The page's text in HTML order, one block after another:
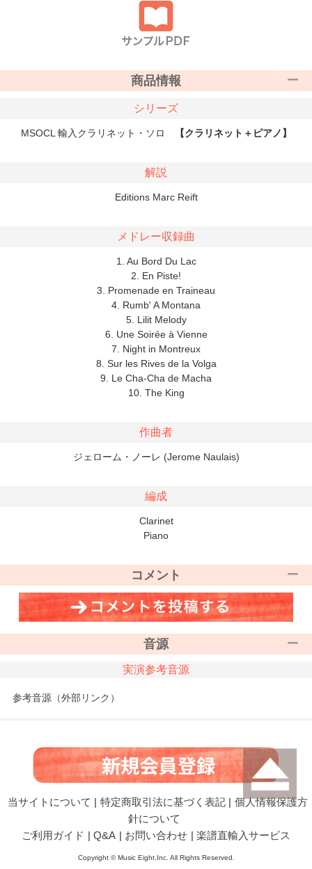
商品情報
シリーズ
MSOCL 輸入クラリネット・ソロ 【クラリネット＋ピアノ】
解説
Editions Marc Reift
メドレー収録曲
1. Au Bord Du Lac
2. En Piste!
3. Promenade en Traineau
4. Rumb' A Montana
5. Lilit Melody
6. Une Soirée à Vienne
7. Night in Montreux
8. Sur les Rives de la Volga
9. Le Cha-Cha de Macha
10. The King
作曲者
ジェローム・ノーレ (Jerome Naulais)
編成
Clarinet
Piano
コメント
音源
実演参考音源
参考音源（外部リンク）
当サイトについて | 特定商取引法に基づく表記 | 個人情報保護方
針について
ご利用ガイド | Q&A | お問い合わせ | 楽譜直輸入サービス
Copyright © Music Eight,Inc. All Rights Reserved.